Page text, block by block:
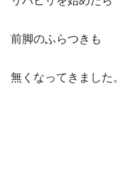
前脚のふらつきも
無くなってきました。